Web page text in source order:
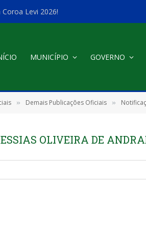
Levi 2026!
MUNICÍPIO GOVERNO
» Demais Publicações Oficiais »
OLIVEIRA DE